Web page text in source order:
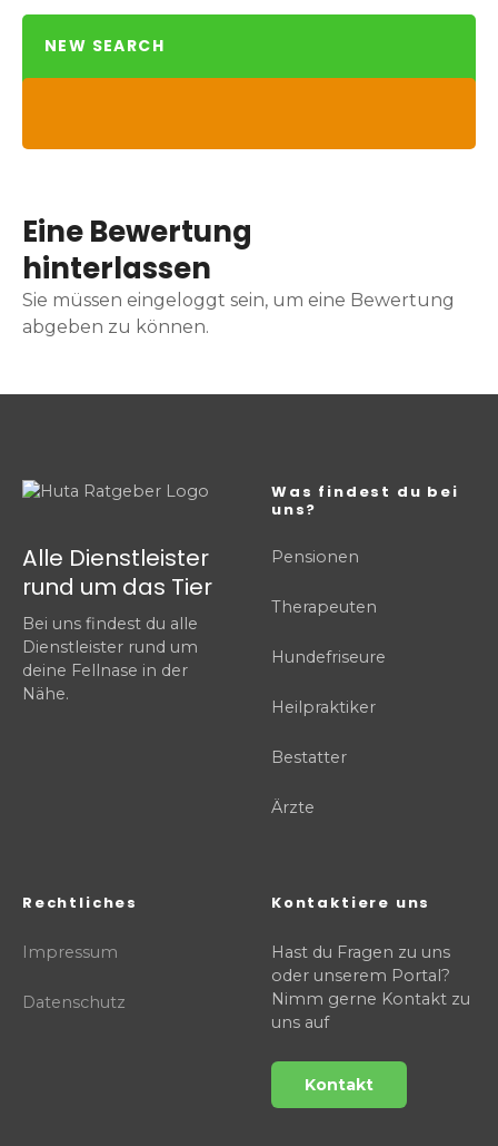
NEW SEARCH
Eine Bewertung
hinterlassen
Sie müssen eingeloggt sein, um eine Bewertung
abgeben zu können.
Alle Dienstleister
rund um das Tier
Bei uns findest du alle
Dienstleister rund um
deine Fellnase in der
Nähe.
Was findest du bei
uns?
Pensionen
Therapeuten
Hundefriseure
Heilpraktiker
Bestatter
Ärzte
Rechtliches
Impressum
Datenschutz
Kontaktiere uns
Hast du Fragen zu uns
oder unserem Portal?
Nimm gerne Kontakt zu
uns auf
Kontakt